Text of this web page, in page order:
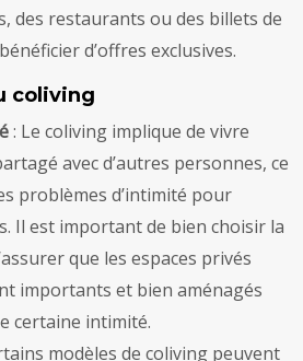
des restaurants ou des billets de
d’offres exclusives.
coliving
: Le coliving implique de vivre
avec d’autres personnes, ce
problèmes d’intimité pour
Il est important de bien choisir la
que les espaces privés
importants et bien aménagés
certaine intimité.
modèles de coliving peuvent